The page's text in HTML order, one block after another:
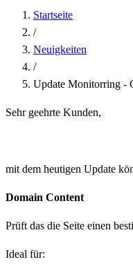
Startseite
/
Neuigkeiten
/
Update Monitorring -
Sehr geehrte Kunden,
mit dem heutigen Update
Domain Content
Prüft das die Seite einen
Ideal für: